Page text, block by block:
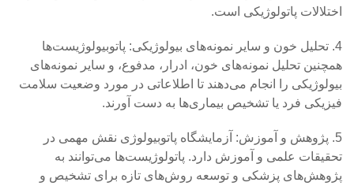
اختلالات پاتولوژیکی است.
4. تحلیل خون و سایر نمونه‌های بیولوژیکی: پاتوبیولوژیست‌ها
همچنین تحلیل نمونه‌های خون، ادرار، مدفوع، و سایر نمونه‌های
بیولوژیکی را انجام می‌دهند تا اطلاعاتی در مورد وضعیت سلامت
فیزیکی فرد یا تشخیص بیماری‌ها به دست آورند.
5. پژوهش و آموزش: آزمایشگاه پاتوبیولوژی نقش مهمی در
تحقیقات علمی و آموزش دارد. پاتولوژیست‌ها می‌توانند به
پژوهش‌های پزشکی و توسعه روش‌های تازه برای تشخیص و